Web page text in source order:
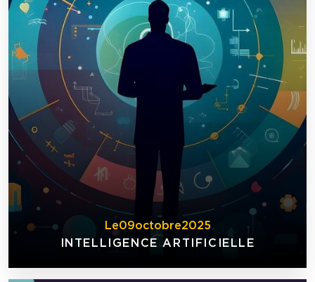
Le09octobre2025
INTELLIGENCE ARTIFICIELLE